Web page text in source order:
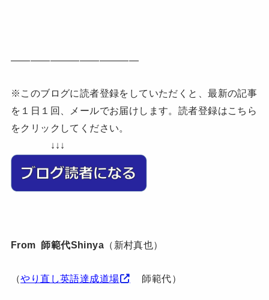
—————————————
※このブログに読者登録をしていただくと、最新の記事
を１日１回、メールでお届けします。読者登録はこちら
をクリックしてください。
↓↓↓
From 師範代Shinya （新村真也）
（やり直し英語達成道場 師範代）